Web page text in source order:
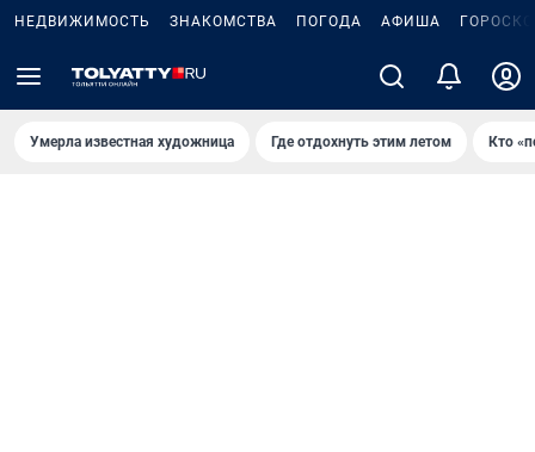
НЕДВИЖИМОСТЬ ЗНАКОМСТВА ПОГОДА АФИША
Умерла известная художница Где отдохнуть этим летом Кто